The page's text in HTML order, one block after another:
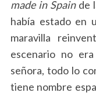
made in Spainde
había estado en
maravilla
escenario no
señora, todo lo
tiene nombre